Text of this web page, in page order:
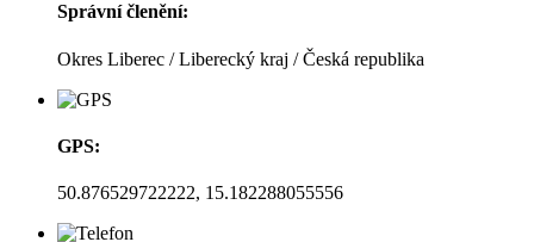
Správní členění:
Okres Liberec / Liberecký kraj / Česká republika
GPS:
50.876529722222, 15.182288055556